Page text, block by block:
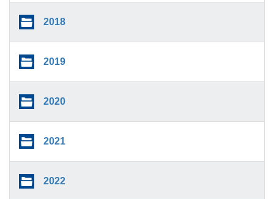
2018
2019
2020
2021
2022